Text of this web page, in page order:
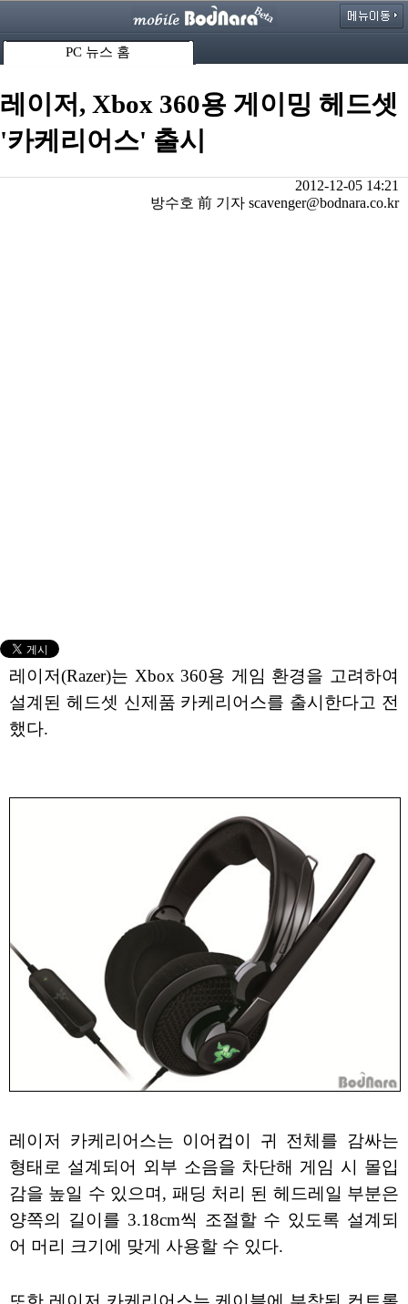
PC 뉴스 홈
레이저, Xbox 360용 게이밍 헤드셋
'카케리어스' 출시
2012-12-05 14:21
방수호 前 기자 scavenger@bodnara.co.kr
레이저(Razer)는 Xbox 360용 게임 환경을 고려하여
설계된 헤드셋 신제품 카케리어스를 출시한다고 전
했다.
레이저 카케리어스는 이어컵이 귀 전체를 감싸는
형태로 설계되어 외부 소음을 차단해 게임 시 몰입
감을 높일 수 있으며, 패딩 처리 된 헤드레일 부분은
양쪽의 길이를 3.18cm씩 조절할 수 있도록 설계되
어 머리 크기에 맞게 사용할 수 있다.